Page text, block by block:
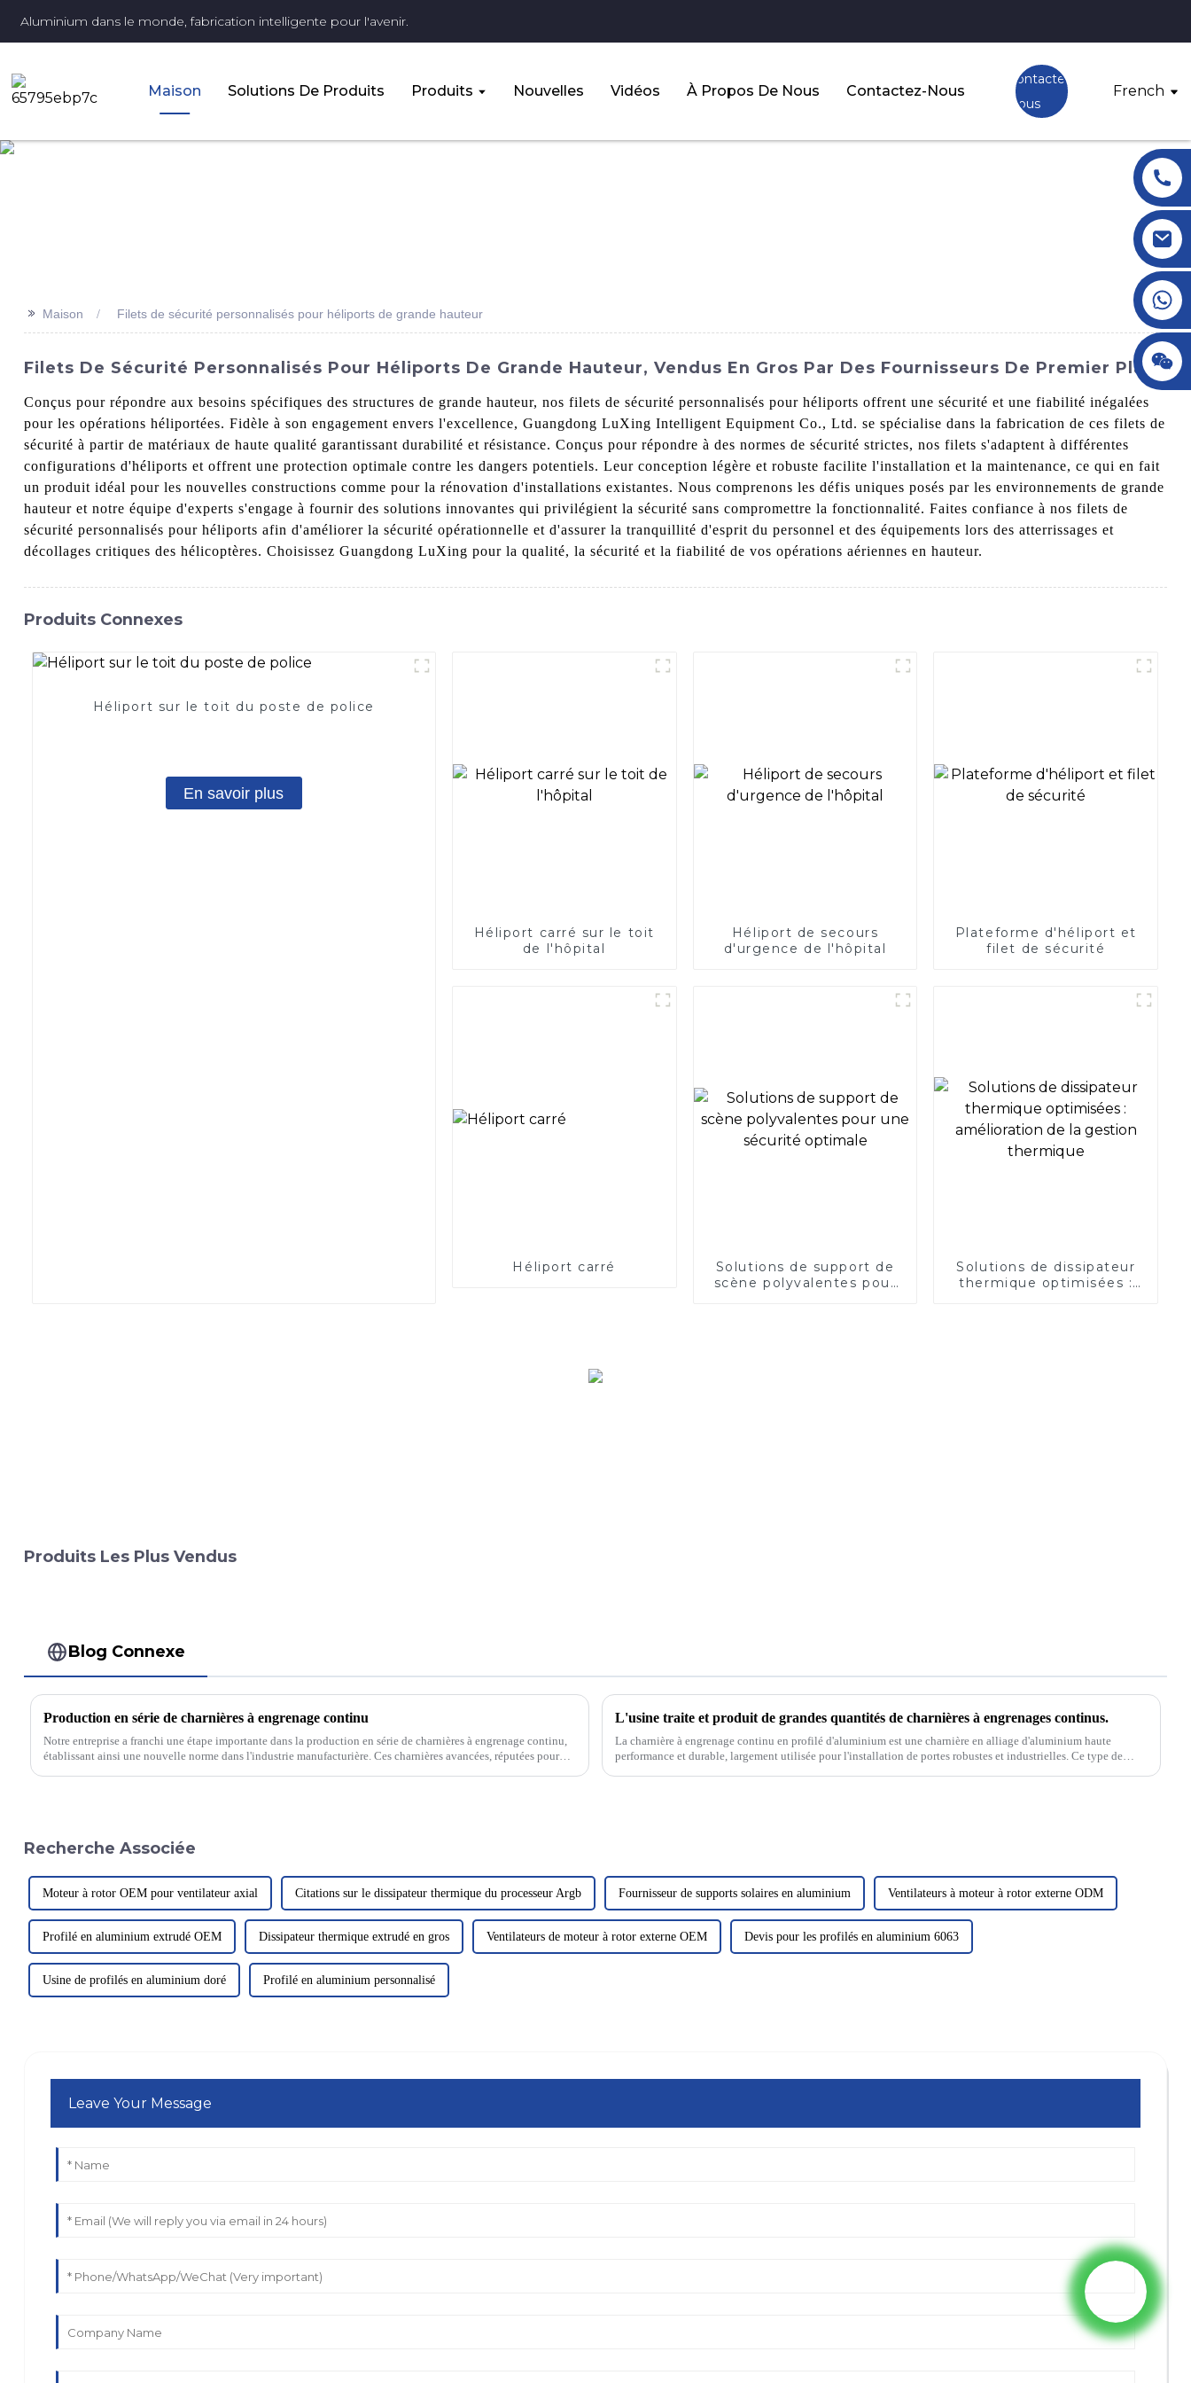
Aluminium dans le monde, fabrication intelligente pour l'avenir.
Maison Solutions De Produits Produits Nouvelles Vidéos À Propos De Nous Contactez-Nous
Contactez-
Nous
French
>> Maison Filets de sécurité personnalisés pour héliports de grande hauteur
Filets De Sécurité Personnalisés Pour Héliports De Grande Hauteur, Vendus En Gros Par Des Fournisseurs De Premier Plan
Conçus pour répondre aux besoins spécifiques des structures de grande hauteur, nos filets de sécurité personnalisés pour héliports offrent une sécurité et une fiabilité inégalées
pour les opérations héliportées. Fidèle à son engagement envers l'excellence, Guangdong LuXing Intelligent Equipment Co., Ltd. se spécialise dans la fabrication de ces filets de
sécurité à partir de matériaux de haute qualité garantissant durabilité et résistance. Conçus pour répondre à des normes de sécurité strictes, nos filets s'adaptent à différentes
configurations d'héliports et offrent une protection optimale contre les dangers potentiels. Leur conception légère et robuste facilite l'installation et la maintenance, ce qui en fait
un produit idéal pour les nouvelles constructions comme pour la rénovation d'installations existantes. Nous comprenons les défis uniques posés par les environnements de grande
hauteur et notre équipe d'experts s'engage à fournir des solutions innovantes qui privilégient la sécurité sans compromettre la fonctionnalité. Faites confiance à nos filets de
sécurité personnalisés pour héliports afin d'améliorer la sécurité opérationnelle et d'assurer la tranquillité d'esprit du personnel et des équipements lors des atterrissages et
décollages critiques des hélicoptères. Choisissez Guangdong LuXing pour la qualité, la sécurité et la fiabilité de vos opérations aériennes en hauteur.
Produits Connexes
Héliport sur le toit du poste de police
En savoir plus
Héliport carré sur le toit
de l'hôpital
Héliport de secours
d'urgence de l'hôpital
Plateforme d'héliport et
filet de sécurité
Héliport carré
Solutions de support de
scène polyvalentes pour
Solutions de dissipateur
thermique optimisées :
Produits Les Plus Vendus
Blog Connexe
Production en série de charnières à engrenage continu
Notre entreprise a franchi une étape importante dans la production en série de charnières à engrenage continu,
établissant ainsi une nouvelle norme dans l'industrie manufacturière. Ces charnières avancées, réputées pour
L'usine traite et produit de grandes quantités de charnières à engrenages continus.
La charnière à engrenage continu en profilé d'aluminium est une charnière en alliage d'aluminium haute
performance et durable, largement utilisée pour l'installation de portes robustes et industrielles. Ce type de
Recherche Associée
Moteur à rotor OEM pour ventilateur axial Citations sur le dissipateur thermique du processeur Argb Fournisseur de supports solaires en aluminium Ventilateurs à moteur à rotor externe ODM
Profilé en aluminium extrudé OEM Dissipateur thermique extrudé en gros Ventilateurs de moteur à rotor externe OEM Devis pour les profilés en aluminium 6063
Usine de profilés en aluminium doré Profilé en aluminium personnalisé
Leave Your Message